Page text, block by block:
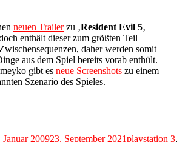
neuen Trailerzu ‚Resident Evil 5‚
enthält dieser zum größten Teil
daher werden somit
aus dem Spiel bereits vorab enthült.
gibt es neue Screenshots zu einem
Szenario des Spieles.
Januar 200923. September 2021playstation 3,